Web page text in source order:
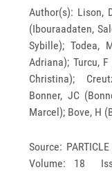
Author(s): Lison,
(Ibouraadaten,
Sybille); Todea,
Adriana); Turcu,
Christina);
Bonner, JC
Marcel); Bove, H
Source:
Volume: 18